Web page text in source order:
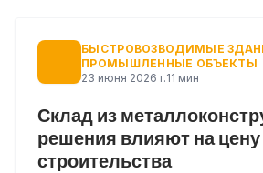
БЫСТРОВОЗВОДИМЫЕ
ПРОМЫШЛЕННЫЕ ОБЪЕКТЫ
23 июня 2026 г.11 мин
Склад из
решения влияют на цену
строительства